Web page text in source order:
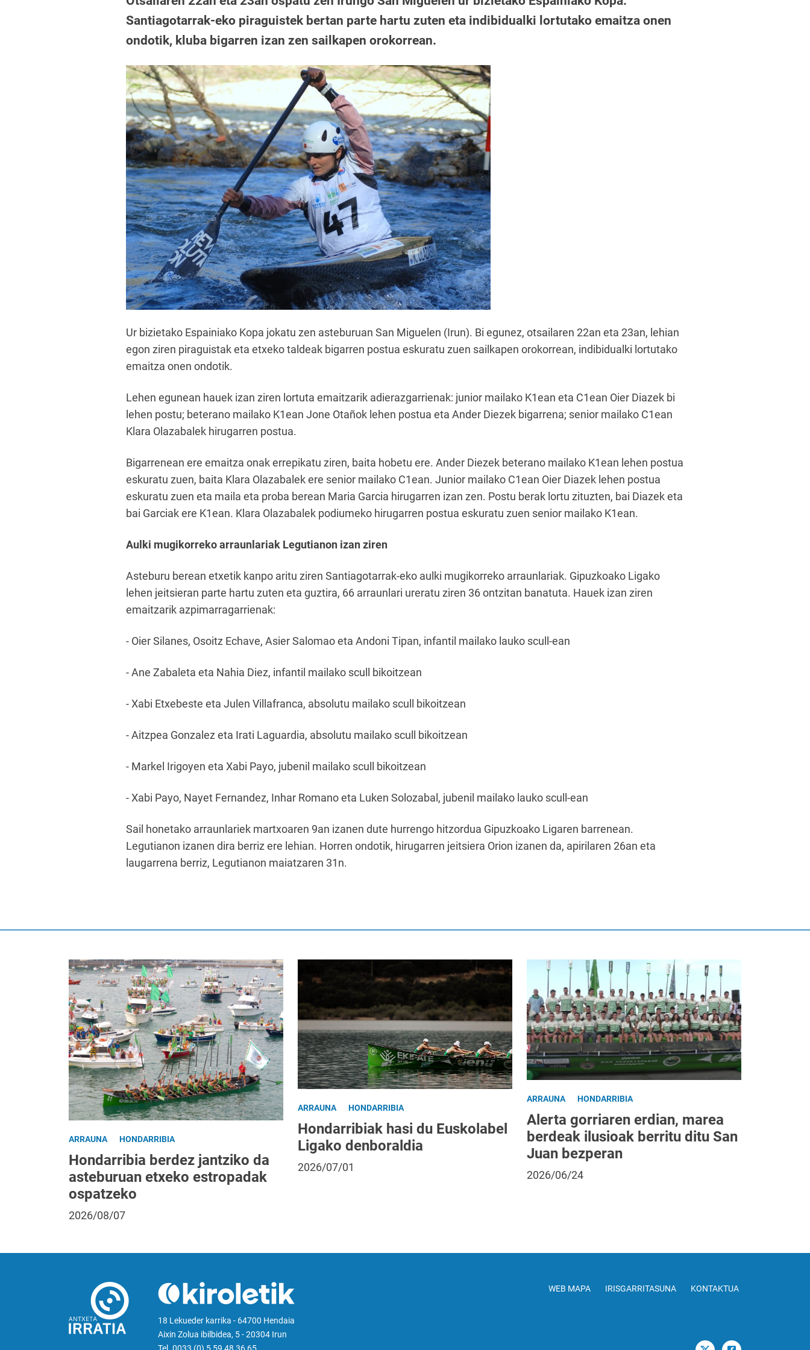
Santiagotarrak-eko piraguistek bertan parte hartu zuten eta indibidualki lortutako emaitza onen
ondotik, kluba bigarren izan zen sailkapen orokorrean.
Ur bizietako Espainiako Kopa jokatu zen asteburuan San Miguelen (Irun). Bi egunez, otsailaren 22an eta 23an, lehian
egon ziren piraguistak eta etxeko taldeak bigarren postua eskuratu zuen sailkapen orokorrean, indibidualki lortutako
emaitza onen ondotik.
Lehen egunean hauek izan ziren lortuta emaitzarik adierazgarrienak: junior mailako K1ean eta C1ean Oier Diazek bi
lehen postu; beterano mailako K1ean Jone Otañok lehen postua eta Ander Diezek bigarrena; senior mailako C1ean
Klara Olazabalek hirugarren postua.
Bigarrenean ere emaitza onak errepikatu ziren, baita hobetu ere. Ander Diezek beterano mailako K1ean lehen postua
eskuratu zuen, baita Klara Olazabalek ere senior mailako C1ean. Junior mailako C1ean Oier Diazek lehen postua
eskuratu zuen eta maila eta proba berean Maria Garcia hirugarren izan zen. Postu berak lortu zituzten, bai Diazek eta
bai Garciak ere K1ean. Klara Olazabalek podiumeko hirugarren postua eskuratu zuen senior mailako K1ean.
Aulki mugikorreko arraunlariak Legutianon izan ziren
Asteburu berean etxetik kanpo aritu ziren Santiagotarrak-eko aulki mugikorreko arraunlariak. Gipuzkoako Ligako
lehen jeitsieran parte hartu zuten eta guztira, 66 arraunlari ureratu ziren 36 ontzitan banatuta. Hauek izan ziren
emaitzarik azpimarragarrienak:
- Oier Silanes, Osoitz Echave, Asier Salomao eta Andoni Tipan, infantil mailako lauko scull-ean
- Ane Zabaleta eta Nahia Diez, infantil mailako scull bikoitzean
- Xabi Etxebeste eta Julen Villafranca, absolutu mailako scull bikoitzean
- Aitzpea Gonzalez eta Irati Laguardia, absolutu mailako scull bikoitzean
- Markel Irigoyen eta Xabi Payo, jubenil mailako scull bikoitzean
- Xabi Payo, Nayet Fernandez, Inhar Romano eta Luken Solozabal, jubenil mailako lauko scull-ean
Sail honetako arraunlariek martxoaren 9an izanen dute hurrengo hitzordua Gipuzkoako Ligaren barrenean.
Legutianon izanen dira berriz ere lehian. Horren ondotik, hirugarren jeitsiera Orion izanen da, apirilaren 26an eta
laugarrena berriz, Legutianon maiatzaren 31n.
ARRAUNA HONDARRIBIA
Hondarribia berdez jantziko da
asteburuan etxeko estropadak
ospatzeko
2026/08/07
ARRAUNA HONDARRIBIA
Hondarribiak hasi du Euskolabel
Ligako denboraldia
2026/07/01
ARRAUNA HONDARRIBIA
Alerta gorriaren erdian, marea
berdeak ilusioak berritu ditu San
Juan bezperan
2026/06/24
18 Lekueder karrika - 64700 Hendaia
Aixin Zolua ibilbidea, 5 - 20304 Irun
WEB MAPA IRISGARRITASUNA KONTAKTUA